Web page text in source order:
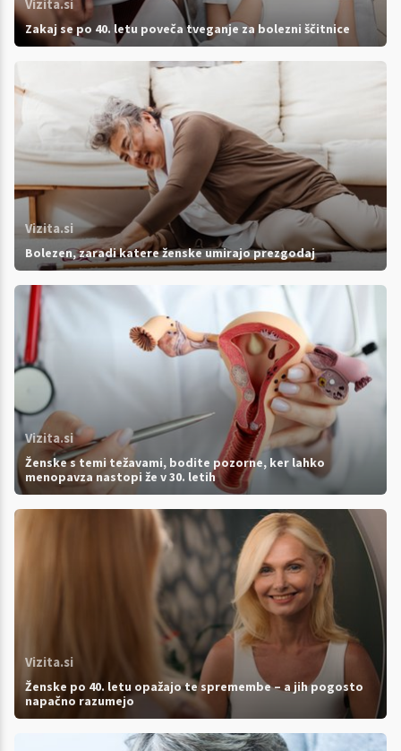
Vizita.si
Zakaj se po 40. letu poveča tveganje za bolezni ščitnice
Vizita.si
Bolezen, zaradi katere ženske umirajo prezgodaj
Vizita.si
Ženske s temi težavami, bodite pozorne, ker lahko
menopavza nastopi že v 30. letih
Vizita.si
Ženske po 40. letu opažajo te spremembe – a jih pogosto
napačno razumejo